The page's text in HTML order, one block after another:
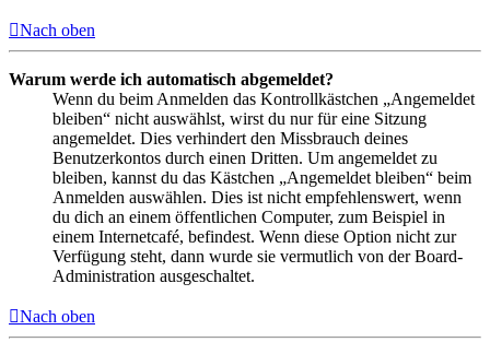
Nach oben
Warum werde ich automatisch abgemeldet?
Wenn du beim Anmelden das Kontrollkästchen „Angemeldet
bleiben“ nicht auswählst, wirst du nur für eine Sitzung
angemeldet. Dies verhindert den Missbrauch deines
Benutzerkontos durch einen Dritten. Um angemeldet zu
bleiben, kannst du das Kästchen „Angemeldet bleiben“ beim
Anmelden auswählen. Dies ist nicht empfehlenswert, wenn
du dich an einem öffentlichen Computer, zum Beispiel in
einem Internetcafé, befindest. Wenn diese Option nicht zur
Verfügung steht, dann wurde sie vermutlich von der Board-
Administration ausgeschaltet.
Nach oben